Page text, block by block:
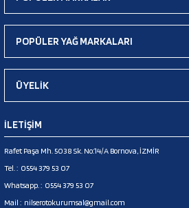
POPÜLER YAĞ MARKALARI
ÜYELİK
İLETİŞİM
Rafet Paşa Mh. 5038 Sk. No:14/A Bornova, İZMİR
Tel. : 0554 379 53 07
Whatsapp. : 0554 379 53 07
Mail : nilserotokurumsal@gmail.com